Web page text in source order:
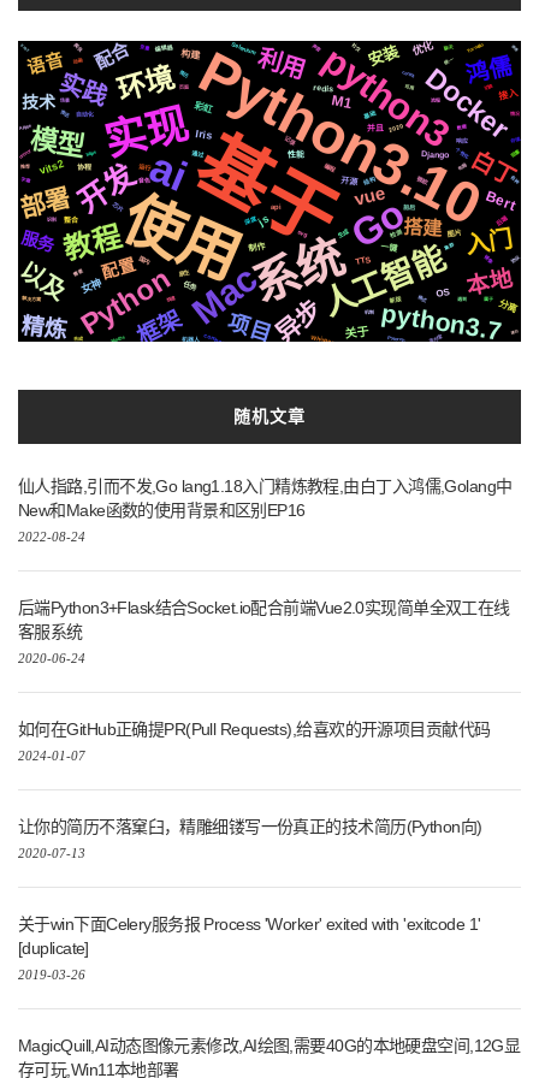
基于
使用
Python3.10
系统
ai
实现
Go
python3
Mac 人工智能
开发
环境
教程
Python
模型 Docker
异步
部署
python3.7
利用
实践
入门
以及
框架
本地
白丁
鸿儒
精炼 项目
搭建
vue
配合
语音
技术
配置
服务
安装
Bert
M1
关于
js
Iris
女神
vits2
优化
彩虹
构建
OS
接入
分离
性能
开源
制作
并且
TTS
Django
一键
redis
任务
协程
api
图片
整合 深度
记录
编程
Selenium
通过
新版
svg 生成
结构
运行
自动化
音色
响应
compose
原生
芯片 前后
检测
编辑器
基础
2020
微软
国内
后端
机器人 Whisper
页面
https
Pytorch
MacOs 支付宝
简历
快速
布局
Tornado
个性化
识别
集群
流程
可用
声音
机制
社交
数据
centos
推送
需要
解决方案 格式
字幕
变量
推荐
celery
场景
阻塞
镜像
Apple
各种
存储
遇到
统一
切换
动画
爬虫
属于
情况
协议
聊天
合成
递归
EP02 原理
随机文章
仙人指路,引而不发,Go lang1.18入门精炼教程,由白丁入鸿儒,Golang中
New和Make函数的使用背景和区别EP16
2022-08-24
后端Python3+Flask结合Socket.io配合前端Vue2.0实现简单全双工在线
客服系统
2020-06-24
如何在GitHub正确提PR(Pull Requests),给喜欢的开源项目贡献代码
2024-01-07
让你的简历不落窠臼，精雕细镂写一份真正的技术简历(Python向)
2020-07-13
关于win下面Celery服务报 Process 'Worker' exited with 'exitcode 1'
[duplicate]
2019-03-26
MagicQuill,AI动态图像元素修改,AI绘图,需要40G的本地硬盘空间,12G显
存可玩,Win11本地部署